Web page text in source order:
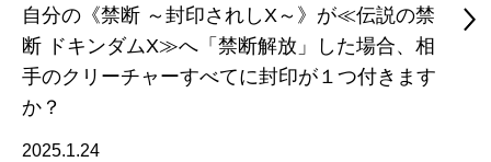
自分の《禁断 ～封印されしX～》が≪伝説の禁
断 ドキンダムX≫へ「禁断解放」した場合、相
手のクリーチャーすべてに封印が１つ付きます
か？
2025.1.24